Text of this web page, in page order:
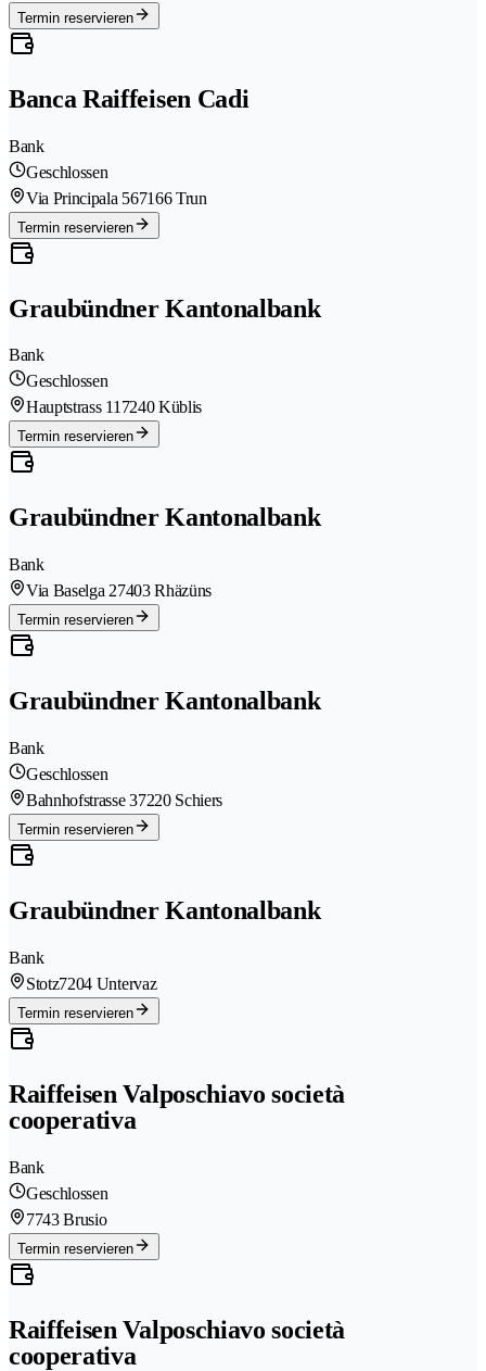
Termin reservieren
Banca Raiffeisen Cadi
Bank
Geschlossen
Via Principala 567166 Trun
Termin reservieren
Graubündner Kantonalbank
Bank
Geschlossen
Hauptstrass 117240 Küblis
Termin reservieren
Graubündner Kantonalbank
Bank
Via Baselga 27403 Rhäzüns
Termin reservieren
Graubündner Kantonalbank
Bank
Geschlossen
Bahnhofstrasse 37220 Schiers
Termin reservieren
Graubündner Kantonalbank
Bank
Stotz7204 Untervaz
Termin reservieren
Raiffeisen Valposchiavo società
cooperativa
Bank
Geschlossen
7743 Brusio
Termin reservieren
Raiffeisen Valposchiavo società
cooperativa